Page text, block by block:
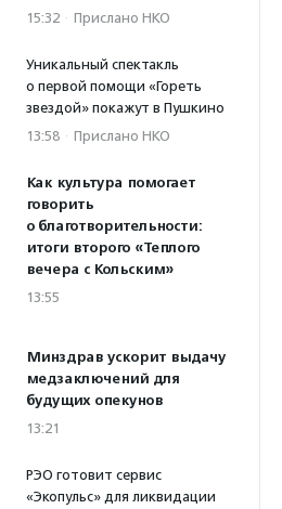
15:32 · Прислано НКО
Уникальный спектакль
о первой помощи «Гореть
звездой» покажут в Пушкино
13:58 · Прислано НКО
Как культура помогает
говорить
о благотворительности:
итоги второго «Теплого
вечера с Кольским»
13:55
Минздрав ускорит выдачу
медзаключений для
будущих опекунов
13:21
РЭО готовит сервис
«Экопульс» для ликвидации